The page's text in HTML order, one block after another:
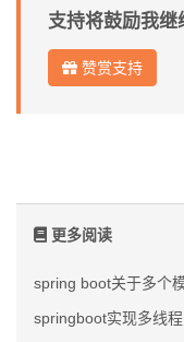
支持将鼓励我继
赞赏支持
更多阅读
spring boot关于多个
springboot实现多线程